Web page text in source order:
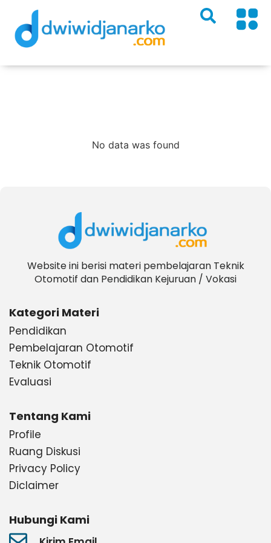
No data was found
Website ini berisi materi pembelajaran Teknik
Otomotif dan Pendidikan Kejuruan / Vokasi
Kategori Materi
Pendidikan
Pembelajaran Otomotif
Teknik Otomotif
Evaluasi
Tentang Kami
Profile
Ruang Diskusi
Privacy Policy
Diclaimer
Hubungi Kami